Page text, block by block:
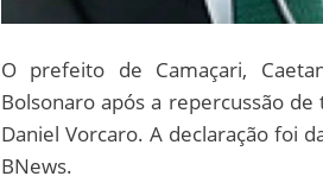
O prefeito de Camaçari,
Bolsonaro após a repercussão
Daniel Vorcaro. A declaração foi
BNews.